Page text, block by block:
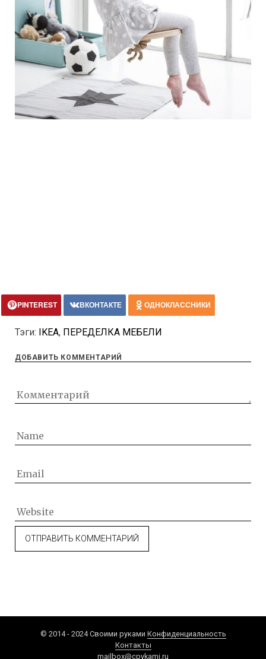
PINTEREST ВКОНТАКТЕ ОДНОКЛАССНИКИ
Тэги: IKEA, ПЕРЕДЕЛКА МЕБЕЛИ
ДОБАВИТЬ КОММЕНТАРИЙ
© 2014 - 2024 Своими руками Конфиденциальность
Контакты
mailbox@cpykami.ru